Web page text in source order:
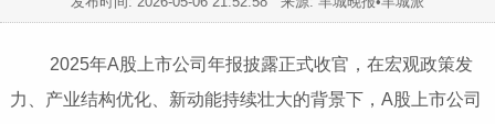
2025年A股上市公司年报披露正式收官，在宏观政策发
力、产业结构优化、新动能持续壮大的背景下，A股上市公司